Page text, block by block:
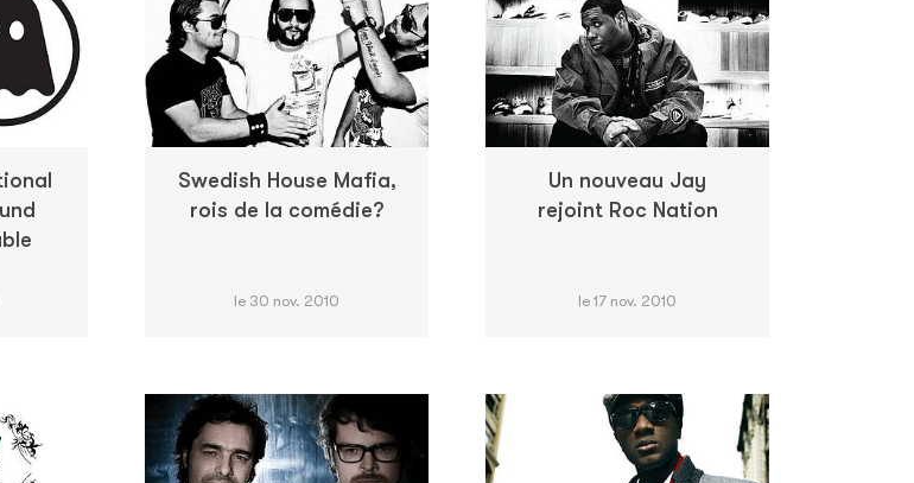
Swedish House Mafia,
rois de la comédie?
le 30 nov. 2010
Un nouveau Jay
rejoint Roc Nation
le 17 nov. 2010